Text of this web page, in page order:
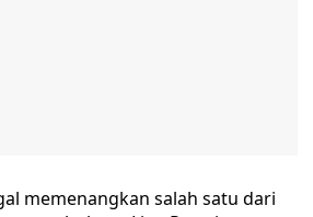
memenangkan salah satu dari